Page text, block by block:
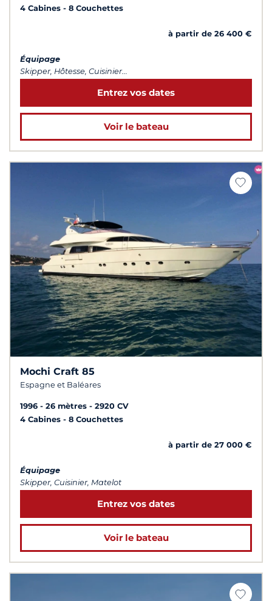
4 Cabines
8 Couchettes
à partir de 26 400 €
Équipage
Skipper, Hôtesse, Cuisinier...
Entrez vos dates
Voir le bateau
Mochi Craft 85
Espagne et Baléares
1996 26 mètres
2920 CV
4 Cabines
8 Couchettes
à partir de 27 000 €
Équipage
Skipper, Cuisinier, Matelot
Entrez vos dates
Voir le bateau